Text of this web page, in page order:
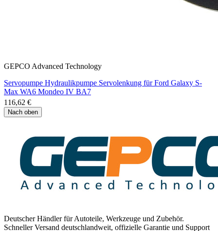
GEPCO Advanced Technology
Servopumpe Hydraulikpumpe Servolenkung für Ford Galaxy S-
Max WA6 Mondeo IV BA7
116,62 €
Nach oben
Deutscher Händler für Autoteile, Werkzeuge und Zubehör.
Schneller Versand deutschlandweit, offizielle Garantie und Support